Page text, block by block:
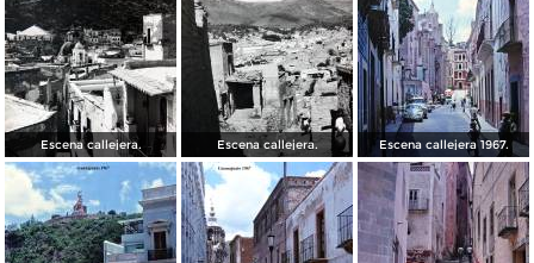
Escena callejera. Escena callejera. Escena callejera 1967.